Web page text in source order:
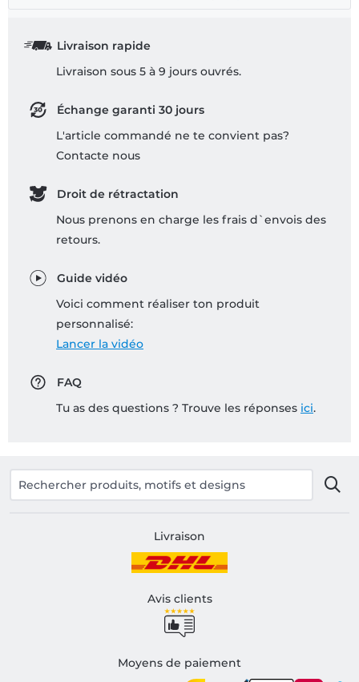
Livraison rapide
Livraison sous 5 à 9 jours ouvrés.
Échange garanti 30 jours
L'article commandé ne te convient pas?
Contacte nous
Droit de rétractation
Nous prenons en charge les frais d`envois des
retours.
Guide vidéo
Voici comment réaliser ton produit
personnalisé:
Lancer la vidéo
FAQ
Tu as des questions ? Trouve les réponses ici.
Livraison
Avis clients
Moyens de paiement